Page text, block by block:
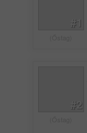
#1
#2